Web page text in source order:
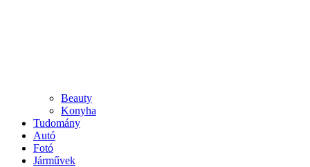
Beauty
Konyha
Tudomány
Autó
Fotó
Járművek